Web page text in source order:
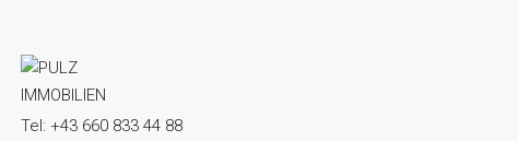
Tel: +43 660 833 44 88